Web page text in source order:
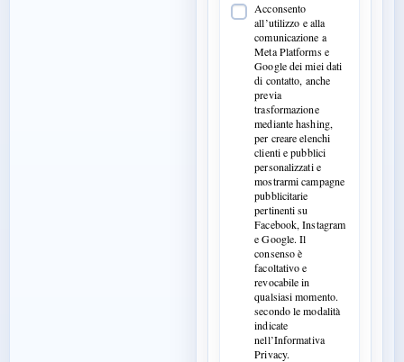
Acconsento
all’utilizzo e alla
comunicazione a
Meta Platforms e
Google dei miei dati
di contatto, anche
previa
trasformazione
mediante hashing,
per creare elenchi
clienti e pubblici
personalizzati e
mostrarmi campagne
pubblicitarie
pertinenti su
Facebook, Instagram
e Google. Il
consenso è
facoltativo e
revocabile in
qualsiasi momento.
secondo le modalità
indicate
nell’Informativa
Privacy.